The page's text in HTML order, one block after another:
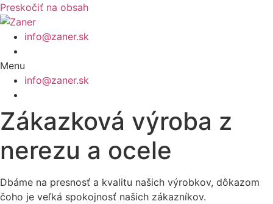
Preskočiť na obsah
info@zaner.sk
Menu
info@zaner.sk
Zákazková výroba z
nerezu a ocele
Dbáme na presnosť a kvalitu našich výrobkov, dôkazom
čoho je veľká spokojnosť našich zákazníkov.